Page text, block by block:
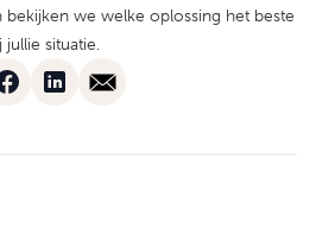
bekijken we welke oplossing het beste
jullie situatie.